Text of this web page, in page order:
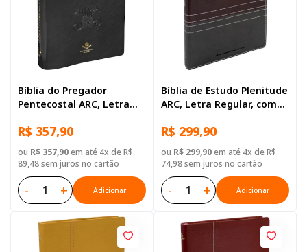
Bíblia do Pregador
Pentecostal ARC, Letra
índice, Capa Couro
Sintético Preta Preto
R$ 357,90
ou R$ 357,90em até 4x de R$
89,48 sem juros no cartão
- + Adicionar
Bíblia de Estudo Plenitude
ARC, Letra Regular, com
Sintético Vinho e Cinza
R$ 299,90
ou R$ 299,90em até 4x de R$
74,98 sem juros no cartão
- + Adicionar